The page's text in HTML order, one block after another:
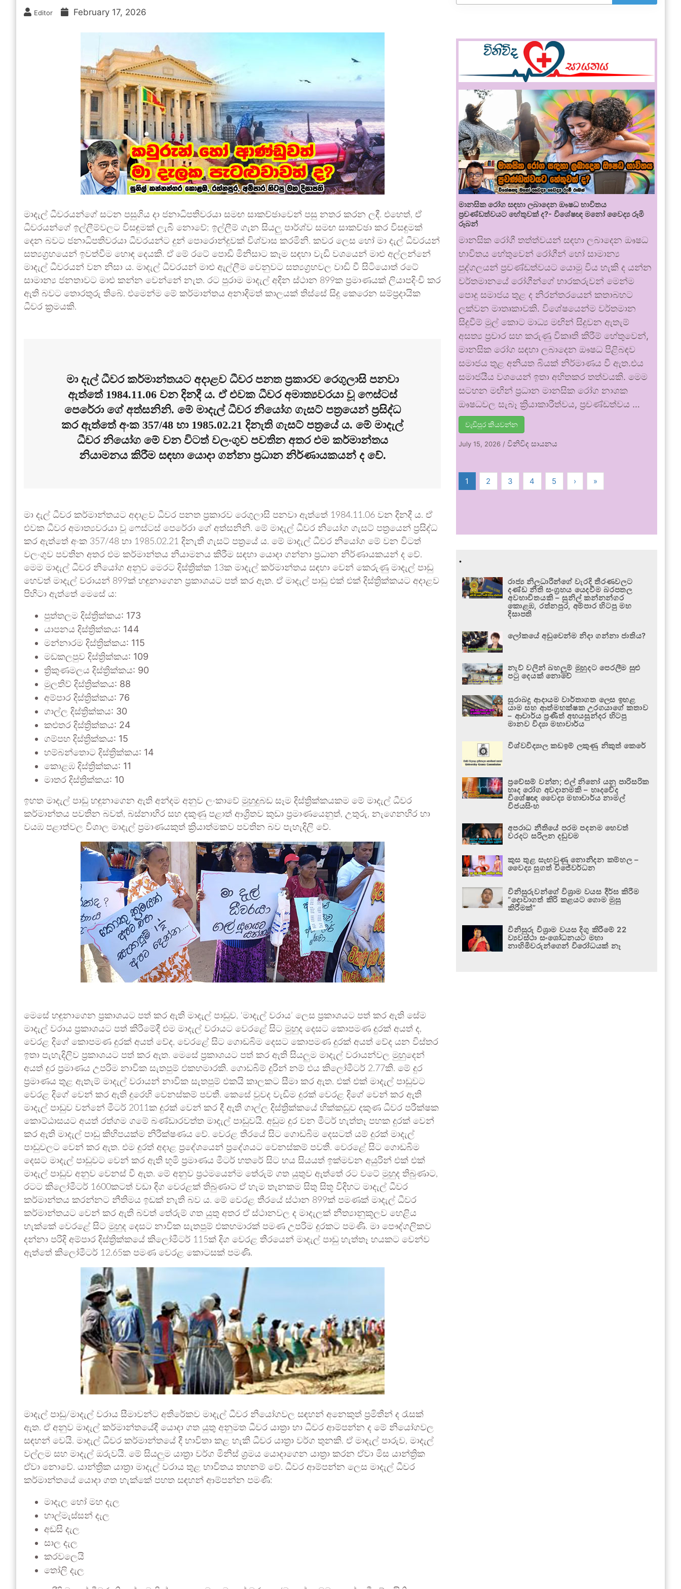
Editor February 17, 2026
මාදැල් ධීවරයන්ගේ සටන පසුගිය දා ජනාධිපතිවරයා සමඟ සාකච්ඡාවෙන් පසු නතර කරන ලදී. එහෙත්, ඒ
ධීවරයන්ගේ ඉල්ලීම්වලට විසඳුමක් ලැබී නොවේ; ඉල්ලීම් ගැන සියලු පාර්ශ්ව සමඟ සාකච්ඡා කර විසඳුමක්
දෙන බවට ජනාධිපතිවරයා ධීවරයන්ට දුන් පොරොන්දුවක් විශ්වාස කරමිනි. කවර ලෙස හෝ මා දැල් ධීවරයන්
සත්‍යග්‍රහයෙන් ඉවත්වීම හොඳ දෙයකි. ඒ මේ රටේ පොඩි මිනිසාට කෑම සඳහා වැඩි වශයෙන් මාළු අල්ලන්නේ
මාදැල් ධීවරයන් වන නිසා ය. මාදැල් ධීවරයන් මාළු ඇල්ලීම වෙනුවට සත්‍යග්‍රහවල වාඩි වී සිටියොත් රටේ
සාමාන්‍ය ජනතාවට මාළු කන්න වෙන්නේ නැත. රට පුරාම මාදැල් අදින ස්ථාන 899ක ප්‍රමාණයක් ලියාපදිංචි කර
ඇති බවට තොරතුරු තිබේ. එමෙන්ම මේ කර්මාන්තය අනාදිමත් කාලයක් තිස්සේ සිදු කෙරෙන සම්ප්‍රදායික
ධීවර ක්‍රමයකි.
මා දැල් ධීවර කර්මාන්තයට අදාළව ධීවර පනත ප්‍රකාරව රෙගුලාසි පනවා
ඇත්තේ 1984.11.06 වන දිනදී ය. ඒ එවක ධීවර අමාත්‍යවරයා වූ ෆෙස්ටස්
පෙරේරා ගේ අත්සනිනි. මේ මාදැල් ධීවර නියෝග ගැසට් පත්‍රයෙන් ප්‍රසිද්ධ
කර ඇත්තේ අංක 357/48 හා 1985.02.21 දිනැති ගැසට් පත්‍රයේ ය. මේ මාදැල්
ධීවර නියෝග මේ වන විටත් වලංගුව පවතින අතර එම කර්මාන්තය
නියාමනය කිරීම සඳහා යොදා ගන්නා ප්‍රධාන නිර්ණායකයන් ද වේ.
මා දැල් ධීවර කර්මාන්තයට අදාළව ධීවර පනත ප්‍රකාරව රෙගුලාසි පනවා ඇත්තේ 1984.11.06 වන දිනදී ය. ඒ
එවක ධීවර අමාත්‍යවරයා වූ ෆෙස්ටස් පෙරේරා ගේ අත්සනිනි. මේ මාදැල් ධීවර නියෝග ගැසට් පත්‍රයෙන් ප්‍රසිද්ධ
කර ඇත්තේ අංක 357/48 හා 1985.02.21 දිනැති ගැසට් පත්‍රයේ ය. මේ මාදැල් ධීවර නියෝග මේ වන විටත්
වලංගුව පවතින අතර එම කර්මාන්තය නියාමනය කිරීම සඳහා යොදා ගන්නා ප්‍රධාන නිර්ණායකයන් ද වේ.
මෙම මාදැල් ධීවර නියෝග අනුව මෙරට දිස්ත්‍රික්ක 13ක මාදැල් කර්මාන්තය සඳහා වෙන් කෙරුණු මාදැල් පාඩු
හෙවත් මාදැල් වරායන් 899ක් හඳුනාගෙන ප්‍රකාශයට පත් කර ඇත. ඒ මාදැල් පාඩු එක් එක් දිස්ත්‍රික්කයට අදාළව
පිහිටා ඇත්තේ මෙසේ ය:
පුත්තලම දිස්ත්‍රික්කය: 173
යාපනය දිස්ත්‍රික්කය: 144
මන්නාරම දිස්ත්‍රික්කය: 115
මඩකලපුව දිස්ත්‍රික්කය: 109
ත්‍රිකුණමලය දිස්ත්‍රික්කය: 90
මුලතිව් දිස්ත්‍රික්කය: 88
අම්පාර දිස්ත්‍රික්කය: 76
ගාල්ල දිස්ත්‍රික්කය: 30
කළුතර දිස්ත්‍රික්කය: 24
ගම්පහ දිස්ත්‍රික්කය: 15
හම්බන්තොට දිස්ත්‍රික්කය: 14
කොළඹ දිස්ත්‍රික්කය: 11
මාතර දිස්ත්‍රික්කය: 10
ඉහත මාදැල් පාඩු හඳුනාගෙන ඇති අන්දම අනුව ලංකාවේ මුහුදුබඩ සෑම දිස්ත්‍රික්කයකම මේ මාදැල් ධීවර
කර්මාන්තය පවතින බවත්, බස්නාහිර සහ දකුණු පළාත් ආශ්‍රිතව කුඩා ප්‍රමාණයෙනුත්, උතුරු, නැගෙනහිර හා
වයඹ පළාත්වල විශාල මාදැල් ප්‍රමාණයකුත් ක්‍රියාත්මකව පවතින බව පැහැදිලි වේ.
මෙසේ හඳුනාගෙන ප්‍රකාශයට පත් කර ඇති මාදැල් පාඩුව, ‘මාදැල් වරාය’ ලෙස ප්‍රකාශයට පත් කර ඇති සේම
මාදැල් වරාය ප්‍රකාශයට පත් කිරීමේදී එම මාදැල් වරායට වෙරළේ සිට මුහුද දෙසට කොපමණ දුරක් අයත් ද,
වෙරළ දිගේ කොපමණ දුරක් අයත් වේද, වෙරළේ සිට ගොඩබිම දෙසට කොපමණ දුරක් අයත් වේද යන විස්තර
ඉතා පැහැදිලිව ප්‍රකාශයට පත් කර ඇත. මෙසේ ප්‍රකාශයට පත් කර ඇති සියලුම මාදැල් වරායන්වල මුහුදෙන්
අයත් දුර ප්‍රමාණය උපරිම නාවික සැතපුම් එකහමාරකි. ගොඩබිම් දුරින් නම් එය කිලෝමීටර් 2.77කි. මේ දුර
ප්‍රමාණය තුළ ඇතැම් මාදැල් වරායන් නාවික සැතපුම් එකයි කාලකට සීමා කර ඇත. එක් එක් මාදැල් පාඩුවට
වෙරළ දිගේ වෙන් කර ඇති දුරෙහි වෙනස්කම් පවතී. කෙසේ වුවද වැඩිම දුරක් වෙරළ දිගේ වෙන් කර ඇති
මාදැල් පාඩුව වන්නේ මීටර් 2011ක දුරක් වෙන් කර දී ඇති ගාල්ල දිස්ත්‍රික්කයේ හික්කඩුව දකුණ ධීවර පරීක්ෂක
කොට්ඨාසයට අයත් රත්ගම ගමේ බණ්ඩාරවත්ත මාදැල් පාඩුවයි. අඩුම දුර වන මීටර් හැත්තෑ පහක දුරක් වෙන්
කර ඇති මාදැල් පාඩු කිහිපයක්ම නිරීක්ෂණය වේ. වෙරළ තීරයේ සිට ගොඩබිම දෙසටත් යම් දුරක් මාදැල්
පාඩුවලට වෙන් කර ඇත. එම දුරත් අදාළ ප්‍රදේශයෙන් ප්‍රදේශයට වෙනස්කම් පවතී. වෙරළේ සිට ගොඩබිම
දෙසට මාදැල් පාඩුවට වෙන් කර ඇති භූමි ප්‍රමාණය මීටර් හතරේ සිට හය සියයත් ඉක්මවන අයුරින් එක් එක්
මාදැල් පාඩුව අනුව වෙනස් වී ඇත. මේ අනුව ප්‍රථමයෙන්ම තේරුම් ගත යුතුව ඇත්තේ රට වටේ මුහුද තිබුණාට,
රටට කිලෝමීටර් 1600කටත් වඩා දිග වෙරළක් තිබුණාට ඒ හැම තැනකම සිතු සිතූ විදිහට මාදැල් ධීවර
කර්මාන්තය කරන්නට නීතිමය ඉඩක් නැති බව ය. මේ වෙරළ තීරයේ ස්ථාන 899ක් පමණක් මාදැල් ධීවර
කර්මාන්තයට වෙන් කර ඇති බවත් තේරුම් ගත යුතු අතර ඒ ස්ථානවල ද මාදැලක් නීත්‍යානුකූලව හෙළිය
හැක්කේ වෙරළේ සිට මුහුද දෙසට නාවික සැතපුම් එකහමාරක් පමණ උපරිම දුරකට පමණි. මා පෞද්ගලිකව
දන්නා පරිදි අම්පාර දිස්ත්‍රික්කයේ කිලෝමීටර් 115ක් දිග වෙරළ තීරයෙන් මාදැල් පාඩු හැත්තෑ හයකට වෙන්ව
ඇත්තේ කිලෝමීටර් 12.65ක පමණ වෙරළ කොටසක් පමණි.
මාදැල් පාඩු/මාදැල් වරාය සීමාවන්ට අතිරේකව මාදැල් ධීවර නියෝගවල සඳහන් අනෙකුත් ප්‍රමිතීන් ද රැසක්
ඇත. ඒ අනුව මාදැල් කර්මාන්තයේදී යොදා ගත යුතු අනුමත ධීවර යාත්‍රා හා ධීවර ආම්පන්න ද මේ නියෝගවල
සඳහන් වෙයි. මාදැල් ධීවර කර්මාන්තයේ දී භාවිතා කළ හැකි ධීවර යාත්‍රා වර්ග තුනකි. ඒ මාදැල් පාරුව, මාදැල්
වල්ලම සහ මාදැල් ඔරුවයි. මේ සියලුම යාත්‍රා වර්ග මිනිස් ශ්‍රමය යොදාගෙන යාත්‍රා කරන ඒවා මිස යාන්ත්‍රික
ඒවා නොවේ. යාන්ත්‍රික යාත්‍රා මාදැල් වරාය තුළ භාවිතය තහනම් වේ. ධීවර ආම්පන්න ලෙස මාදැල් ධීවර
කර්මාන්තයේ යොදා ගත හැක්කේ පහත සඳහන් ආම්පන්න පමණි:
මාදැල හෝ මහ දැල
හාල්මැස්සන් දැල
අඩසි දැල
සාල දැල
කරවලෙයි
තෝලි දැල
මානසික රෝග සඳහා ලබාදෙන ඖෂධ භාවිතය
ප්‍රචණ්ඩත්වයට හේතුවක් ද?- විශේෂඥ මනෝ වෛද්‍ය රූමි
රූබන්
මානසික රෝගී තත්ත්වයන් සඳහා ලබාදෙන ඖෂධ
භාවිතය හේතුවෙන් රෝගීන් හෝ සාමාන්‍ය
පුද්ගලයන් ප්‍රචණ්ඩත්වයට යොමු විය හැකි ද යන්න
වර්තමානයේ රෝගීන්ගේ භාරකරුවන් මෙන්ම
පොදු සමාජය තුළ ද නිරන්තරයෙන් කතාබහට
ලක්වන මාතෘකාවකි. විශේෂයෙන්ම වර්තමාන
සිදුවීම් මුල් කොට මාධ්‍ය මඟින් සිදුවන ඇතැම්
අසත්‍ය ප්‍රචාර සහ කරුණු විකෘති කිරීම් හේතුවෙන්,
මානසික රෝග සඳහා ලබාදෙන ඖෂධ පිළිබඳව
සමාජය තුළ අනියත බියක් නිර්මාණය වී ඇත.එය
සමාජයීය වශයෙන් ඉතා අහිතකර තත්වයකි. මෙම
සටහන මඟින් ප්‍රධාන මානසික රෝග නාශක
ඖෂධවල සැබෑ ක්‍රියාකාරීත්වය, ප්‍රචණ්ඩත්වය …
වැඩිපුර කියවන්න
July 15, 2026 /විනිවිද සායනය
1 2 3 4 5 › »
.
රාජ්‍ය නිලධාරීන්ගේ වැරදි තීරණවලට
දණ්ඩ නීති සංග්‍රහය යෙදවීම බරපතල
අවභාවිතයකි – සුනිල් කන්නන්ගර
කොළඹ, රත්නපුර, අම්පාර හිටපු මහ
දිසාපති
ලෝකයේ අඩුවෙන්ම නිදා ගන්නා ජාතිය?
නැව් වලින් බහලුම් මුහුදට පෙරලීම සුළු
පටු දෙයක් නොවේ
සුරාබදු ආදායම වාර්තාගත ලෙස ඉහළ
යාම සහ ආත්මභක්ෂක උරගයාගේ කතාව
– ආචාර්ය ප්‍රණීත් අභයසුන්දර හිටපු
මානව විද්‍යා මහාචාර්ය
විශ්වවිද්‍යාල කඩඉම් ලකුණු නිකුත් කෙරේ
ප්‍රවේසම් වන්න; එල් නිනෝ යනු පාරිසරික
හෘද රෝග අවදානමකි – හෘදවේද
විශේෂඥ වෛද්‍ය මහාචාර්ය නාමල්
විජයසිංහ
අපරාධ නීතියේ පරම පදනම හෙවත්
වරදට සරිලන දඬුවම
කුස තුළ සැඟවුණු නොනිදන කම්හල –
වෛද්‍ය සුගත් විජේවර්ධන
විනිසුරුවන්ගේ විශ්‍රාම වයස දීර්ඝ කිරීම
“දොවාගත් කිරි කළයට ගොම මුසු
කිරීමක්”
විනිසුරු විශ්‍රාම වයස දිගු කිරීමේ 22
ව්‍යවස්ථා සංශෝධනයට මහා
නාහිමිවරුන්ගෙන් විරෝධයක් නෑ